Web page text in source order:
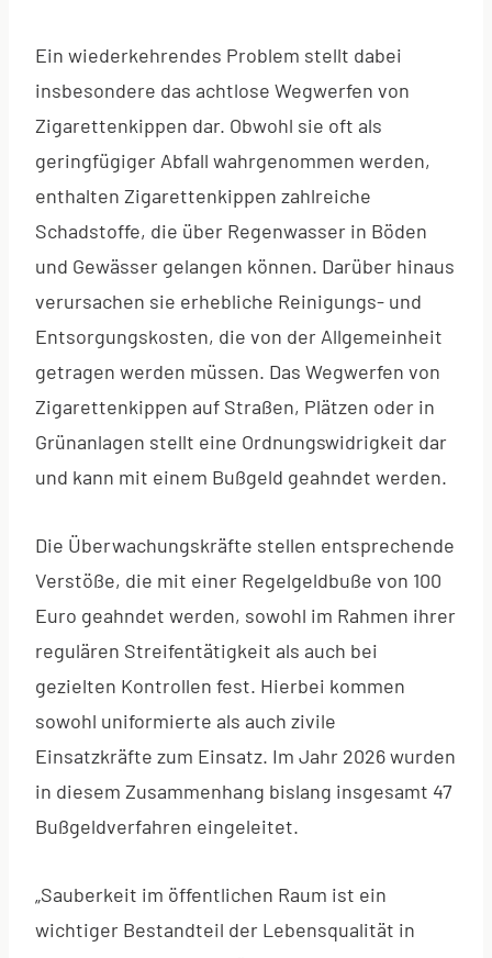
Ein wiederkehrendes Problem stellt dabei
insbesondere das achtlose Wegwerfen von
Zigarettenkippen dar. Obwohl sie oft als
geringfügiger Abfall wahrgenommen werden,
enthalten Zigarettenkippen zahlreiche
Schadstoffe, die über Regenwasser in Böden
und Gewässer gelangen können. Darüber hinaus
verursachen sie erhebliche Reinigungs- und
Entsorgungskosten, die von der Allgemeinheit
getragen werden müssen. Das Wegwerfen von
Zigarettenkippen auf Straßen, Plätzen oder in
Grünanlagen stellt eine Ordnungswidrigkeit dar
und kann mit einem Bußgeld geahndet werden.
Die Überwachungskräfte stellen entsprechende
Verstöße, die mit einer Regelgeldbuße von 100
Euro geahndet werden, sowohl im Rahmen ihrer
regulären Streifentätigkeit als auch bei
gezielten Kontrollen fest. Hierbei kommen
sowohl uniformierte als auch zivile
Einsatzkräfte zum Einsatz. Im Jahr 2026 wurden
in diesem Zusammenhang bislang insgesamt 47
Bußgeldverfahren eingeleitet.
„Sauberkeit im öffentlichen Raum ist ein
wichtiger Bestandteil der Lebensqualität in